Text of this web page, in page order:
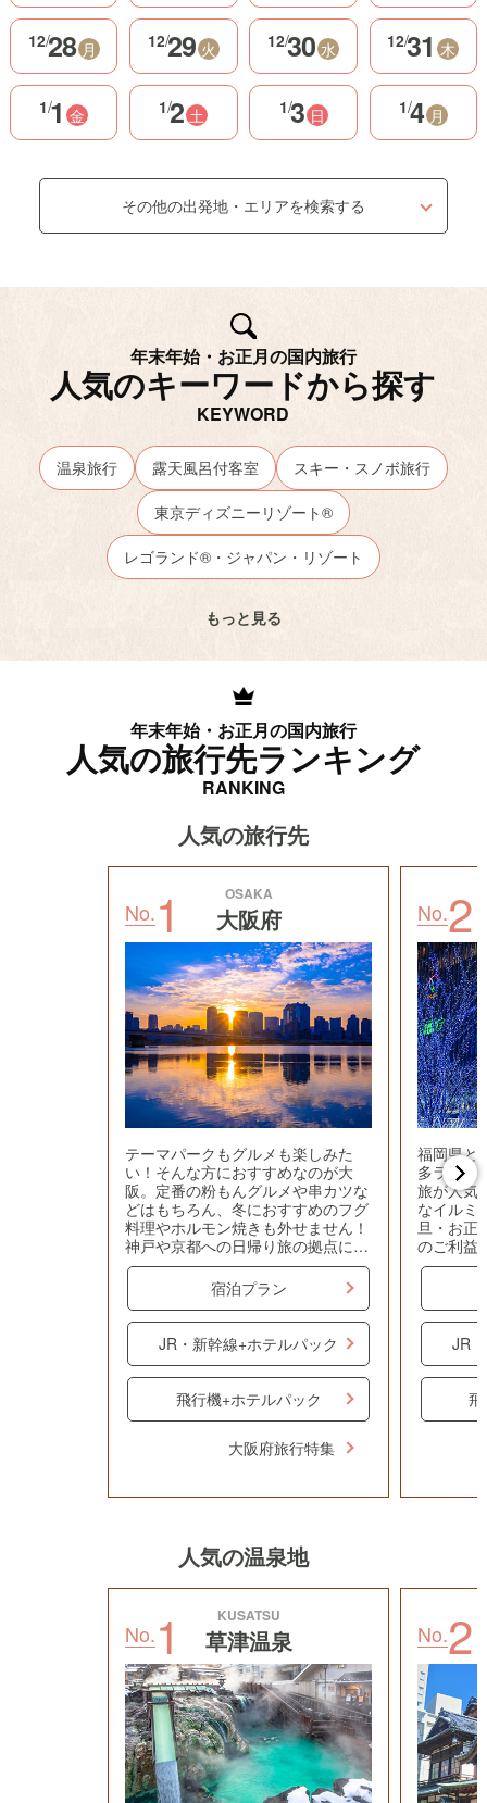
12/28 月 12/29 火 12/30 水 12/31 木
1/1 金 1/2 土 1/3 日 1/4 月
その他の出発地・エリアを検索する
年末年始・お正月の国内旅行
人気のキーワードから探す
KEYWORD
温泉旅行 露天風呂付客室 スキー・スノボ旅行
東京ディズニーリゾート®
レゴランド®・ジャパン・リゾート
ホテル 空室状況
高速バス レンタカー アクティビティ
売りつくしセール 草津温泉 伊香保温泉 箱根温泉
もっと見る
年末年始・お正月の国内旅行
人気の旅行先ランキング
RANKING
人気の旅行先
No.1 OSAKA
大阪府
テーマパークもグルメも楽しみた
い！そんな方におすすめなのが大
阪。定番の粉もんグルメや串カツな
どはもちろん、冬におすすめのフグ
料理やホルモン焼きも外せません！
神戸や京都への日帰り旅の拠点にも
おすすめです。
宿泊プラン
JR・新幹線+ホテルパック
飛行機+ホテルパック
大阪府旅行特集
No.2
福岡県と
多ラーメ
旅が人気
なイルミ
旦・お正
のご利益
への初詣
JR
人気の温泉地
No.1 KUSATSU
草津温泉 No.2